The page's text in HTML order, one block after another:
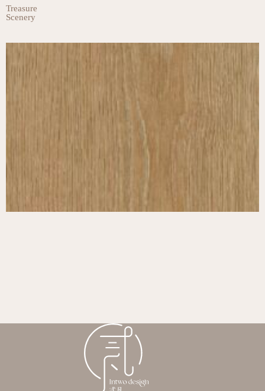
Treasure
Scenery